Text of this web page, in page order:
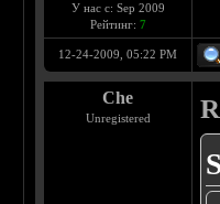
У нас с: Sep 2009
Рейтинг: 7
12-24-2009, 05:22 PM
Che
Unregistered